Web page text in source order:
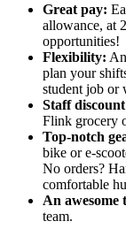
Great pay:
allowance, at
opportunities!
Flexibility:
plan your
student job or
Staff
Flink grocery
Top-notch
bike or e-
No orders?
comfortable
An awesome
team.